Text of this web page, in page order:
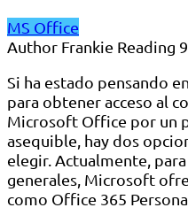
MS Office
Author Frankie Reading
Si ha estado pensando
para obtener acceso al
Microsoft Office por un
asequible, hay dos
elegir. Actualmente,
generales, Microsoft
como Office 365